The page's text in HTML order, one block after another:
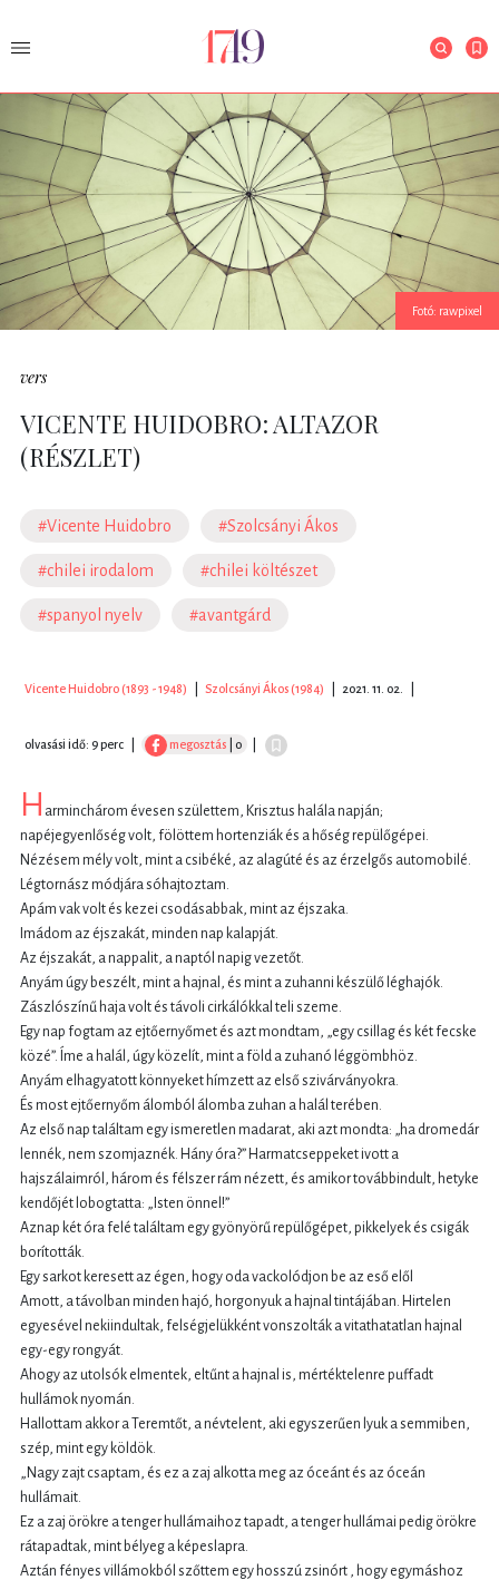
Fotó: rawpixel
vers
VICENTE HUIDOBRO: ALTAZOR
(RÉSZLET)
#Vicente Huidobro #Szolcsányi Ákos
#chilei irodalom #chilei költészet
#spanyol nyelv #avantgárd
Vicente Huidobro (1893 - 1948) Szolcsányi Ákos (1984) 2021. 11. 02.
olvasási idő: 9 perc megosztás | 0
H arminchárom évesen születtem, Krisztus halála napján;
napéjegyenlőség volt, fölöttem hortenziák és a hőség repülőgépei.
Nézésem mély volt, mint a csibéké, az alagúté és az érzelgős automobilé.
Légtornász módjára sóhajtoztam.
Apám vak volt és kezei csodásabbak, mint az éjszaka.
Imádom az éjszakát, minden nap kalapját.
Az éjszakát, a nappalit, a naptól napig vezetőt.
Anyám úgy beszélt, mint a hajnal, és mint a zuhanni készülő léghajók.
Zászlószínű haja volt és távoli cirkálókkal teli szeme.
Egy nap fogtam az ejtőernyőmet és azt mondtam, „egy csillag és két fecske
közé”. Íme a halál, úgy közelít, mint a föld a zuhanó léggömbhöz.
Anyám elhagyatott könnyeket hímzett az első szivárványokra.
És most ejtőernyőm álomból álomba zuhan a halál terében.
Az első nap találtam egy ismeretlen madarat, aki azt mondta: „ha dromedár
lennék, nem szomjaznék. Hány óra?” Harmatcseppeket ivott a
hajszálaimról, három és félszer rám nézett, és amikor továbbindult, hetyke
kendőjét lobogtatta: „Isten önnel!”
Aznap két óra felé találtam egy gyönyörű repülőgépet, pikkelyek és csigák
borították.
Egy sarkot keresett az égen, hogy oda vackolódjon be az eső elől
Amott, a távolban minden hajó, horgonyuk a hajnal tintájában. Hirtelen
egyesével nekiindultak, felségjelükként vonszolták a vitathatatlan hajnal
egy-egy rongyát.
Ahogy az utolsók elmentek, eltűnt a hajnal is, mértéktelenre puffadt
hullámok nyomán.
Hallottam akkor a Teremtőt, a névtelent, aki egyszerűen lyuk a semmiben,
szép, mint egy köldök.
„Nagy zajt csaptam, és ez a zaj alkotta meg az óceánt és az óceán
hullámait.
Ez a zaj örökre a tenger hullámaihoz tapadt, a tenger hullámai pedig örökre
rátapadtak, mint bélyeg a képeslapra.
Aztán fényes villámokból szőttem egy hosszú zsinórt , hogy egymáshoz